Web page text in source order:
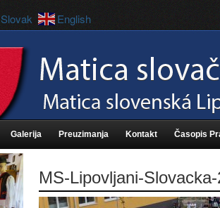
Galerija Preuzimanja Kontakt Časopis
MS-Lipovljani-
Slovak English